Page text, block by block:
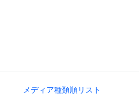
メディア種類順リスト